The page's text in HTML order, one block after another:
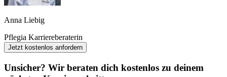
Anna Liebig
Pflegia Karriereberaterin
Jetzt kostenlos anfordern
Unsicher? Wir beraten dich kostenlos zu deinem